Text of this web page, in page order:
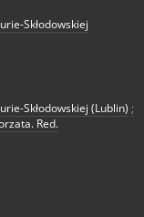
Skłodowskiej
Skłodowskiej (Lublin) ;
Red.